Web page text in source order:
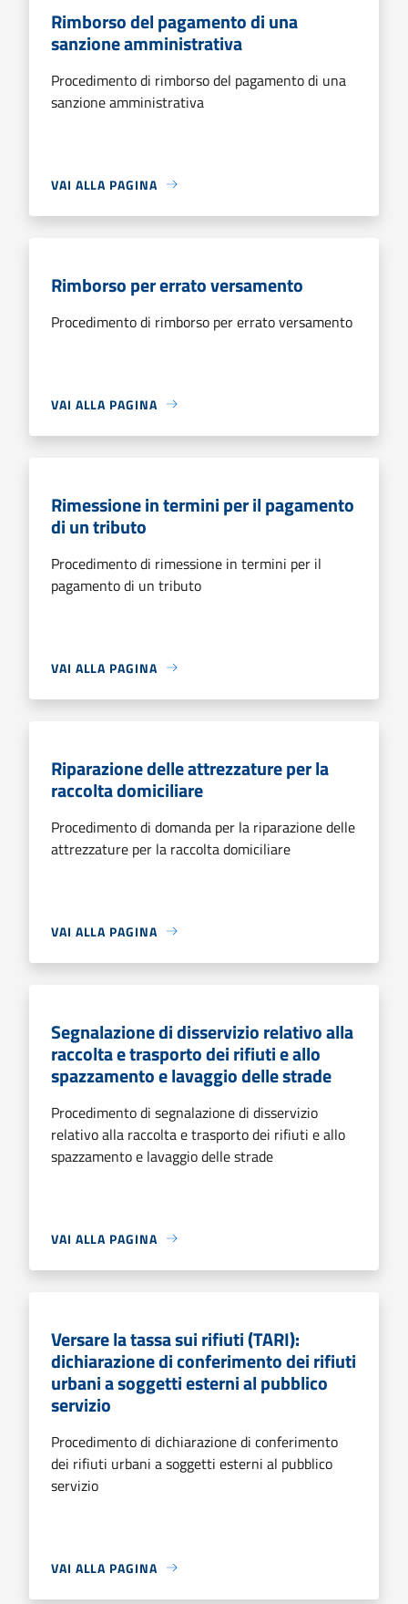
Rimborso del pagamento di una
sanzione amministrativa
Procedimento di rimborso del pagamento di una
sanzione amministrativa
VAI ALLA PAGINA
Rimborso per errato versamento
Procedimento di rimborso per errato versamento
VAI ALLA PAGINA
Rimessione in termini per il pagamento
di un tributo
Procedimento di rimessione in termini per il
pagamento di un tributo
VAI ALLA PAGINA
Riparazione delle attrezzature per la
raccolta domiciliare
Procedimento di domanda per la riparazione delle
attrezzature per la raccolta domiciliare
VAI ALLA PAGINA
Segnalazione di disservizio relativo alla
raccolta e trasporto dei rifiuti e allo
spazzamento e lavaggio delle strade
Procedimento di segnalazione di disservizio
relativo alla raccolta e trasporto dei rifiuti e allo
spazzamento e lavaggio delle strade
VAI ALLA PAGINA
Versare la tassa sui rifiuti (TARI):
dichiarazione di conferimento dei rifiuti
urbani a soggetti esterni al pubblico
servizio
Procedimento di dichiarazione di conferimento
dei rifiuti urbani a soggetti esterni al pubblico
servizio
VAI ALLA PAGINA